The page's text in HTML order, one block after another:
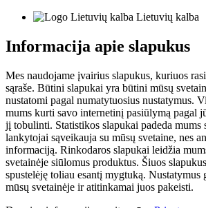
Lietuvių kalba
Informacija apie slapukus
Mes naudojame įvairius slapukus, kuriuos
sąraše. Būtini slapukai yra būtini mūsų
nustatomi pagal numatytuosius nustatymus.
mums kurti savo internetinį pasiūlymą pagal
jį tobulinti. Statistikos slapukai padeda mums
lankytojai sąveikauja su mūsų svetaine, nes
informaciją. Rinkodaros slapukai leidžia
svetainėje siūlomus produktus. Šiuos
spustelėję toliau esantį mygtuką. Nustatymus
mūsų svetainėje ir atitinkamai juos pakeisti.